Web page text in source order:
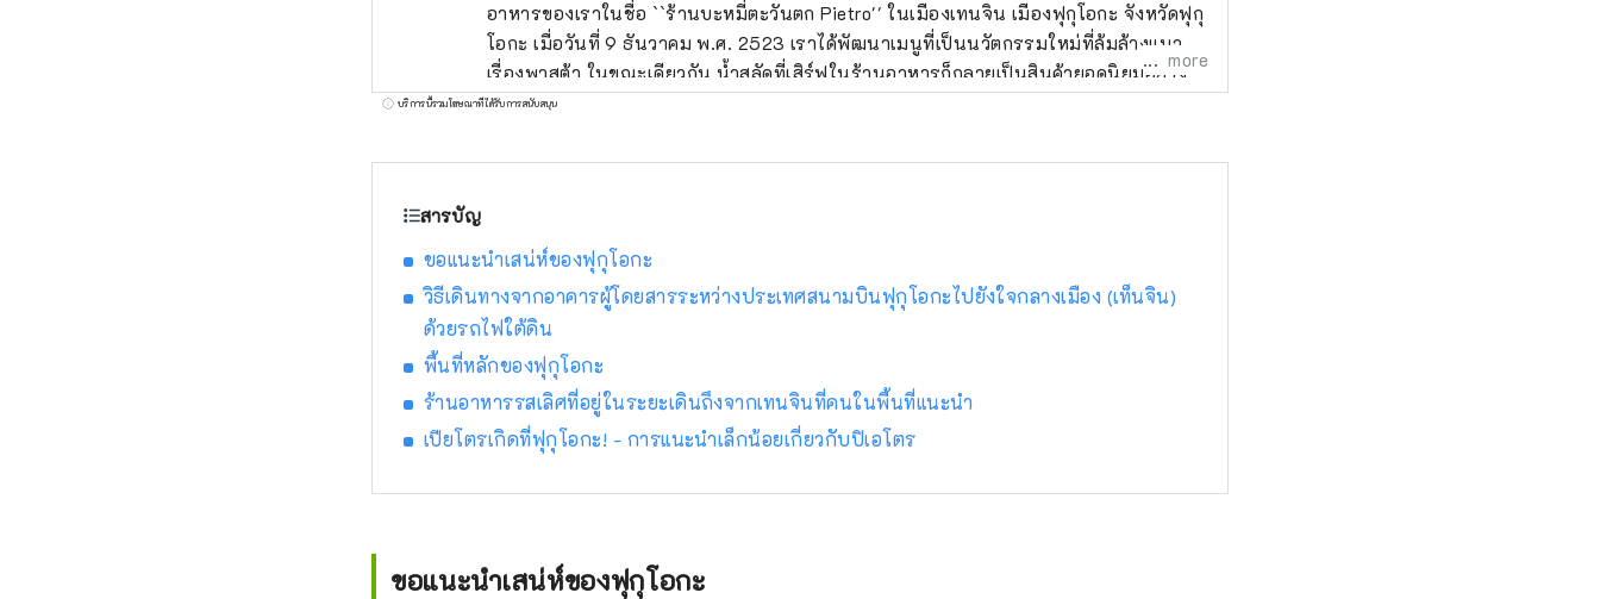
อาหารของเราในชื่อ ``ร้านบะหมี่ตะวันตก Pietro'' ในเมืองเทนจิน เมืองฟุกุโอกะ จังหวัดฟุกุ
โอกะ เมื่อวันที่ 9 ธันวาคม พ.ศ. 2523 เราได้พัฒนาเมนูที่เป็นนวัตกรรมใหม่ที่ล้มล้างแนวคิด
เรื่องพาสต้า ในขณะเดียวกัน น้ำสลัดที่เสิร์ฟในร้านอาหารก็กลายเป็นสินค้ายอดนิยมอย่าง
ล้นหลาม และปัจจุบันกลายเป็นสินค้าคุ้นเคยตามโต๊ะรับประทานอาหารที่บ้านทั่วประเทศ
more
บริการนี้รวมโฆษณาที่ได้รับการสนับสนุน
สารบัญ
ขอแนะนำเสน่ห์ของฟุกุโอกะ
วิธีเดินทางจากอาคารผู้โดยสารระหว่างประเทศสนามบินฟุกุโอกะไปยังใจกลางเมือง (เท็นจิน)
ด้วยรถไฟใต้ดิน
พื้นที่หลักของฟุกุโอกะ
ร้านอาหารรสเลิศที่อยู่ในระยะเดินถึงจากเทนจินที่คนในพื้นที่แนะนำ
เปียโตรเกิดที่ฟุกุโอกะ! - การแนะนำเล็กน้อยเกี่ยวกับปิเอโตร
ขอแนะนำเสน่ห์ของฟุกุโอกะ